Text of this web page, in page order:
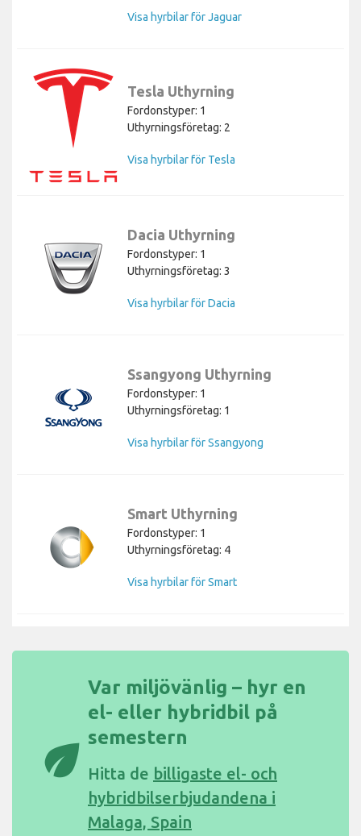
Visa hyrbilar för Jaguar
Tesla Uthyrning
Fordonstyper: 1
Uthyrningsföretag: 2
Visa hyrbilar för Tesla
Dacia Uthyrning
Fordonstyper: 1
Uthyrningsföretag: 3
Visa hyrbilar för Dacia
Ssangyong Uthyrning
Fordonstyper: 1
Uthyrningsföretag: 1
Visa hyrbilar för Ssangyong
Smart Uthyrning
Fordonstyper: 1
Uthyrningsföretag: 4
Visa hyrbilar för Smart
eco
Var miljövänlig – hyr en
el- eller hybridbil på
semestern
Hitta de billigaste el- och
hybridbilserbjudandena i
Malaga, Spain